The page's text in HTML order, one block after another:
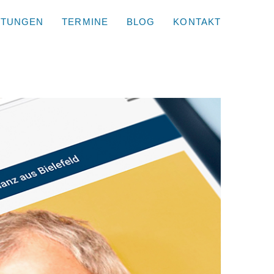
TERMINE BLOG KONTAKT